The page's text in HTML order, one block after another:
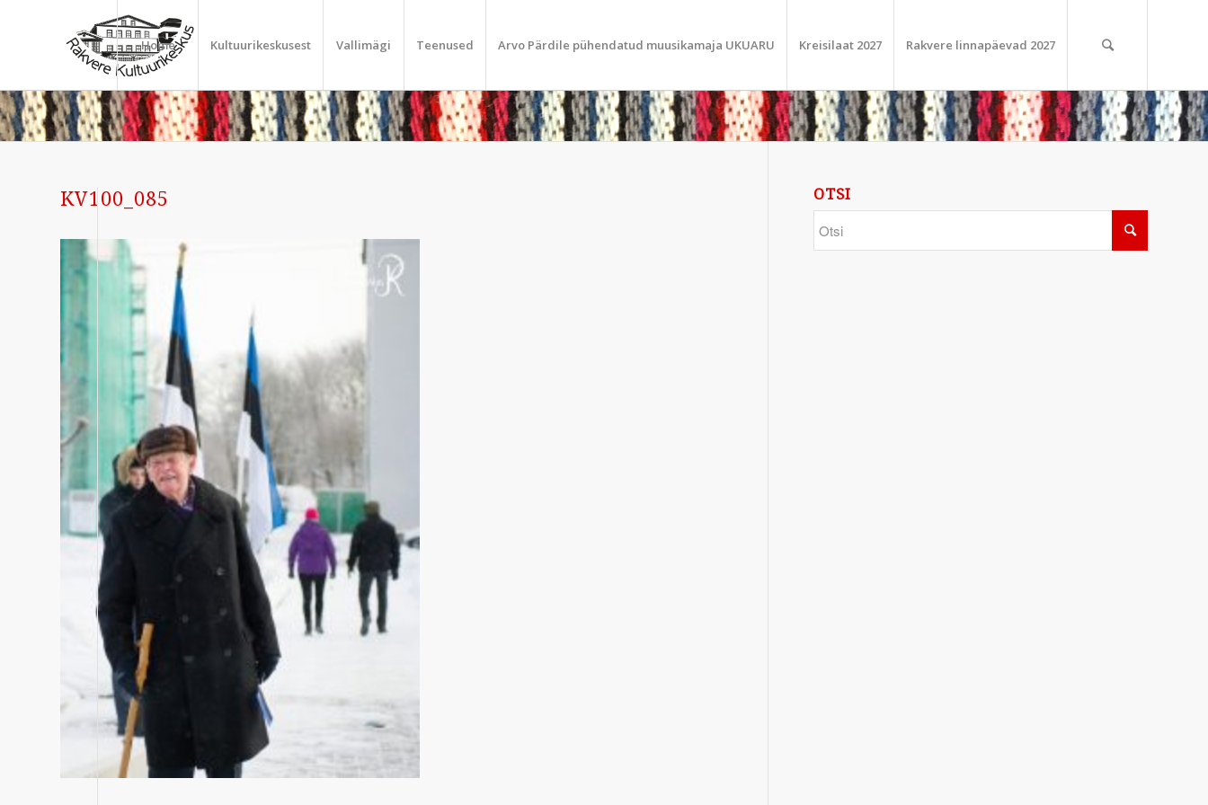
Home Kultuurikeskusest Vallimägi Teenused Arvo Pärdile pühendatud muusikamaja UKUARU Kreisilaat 2027 Rakvere linnapäevad 2027
KV100_085 OTSI